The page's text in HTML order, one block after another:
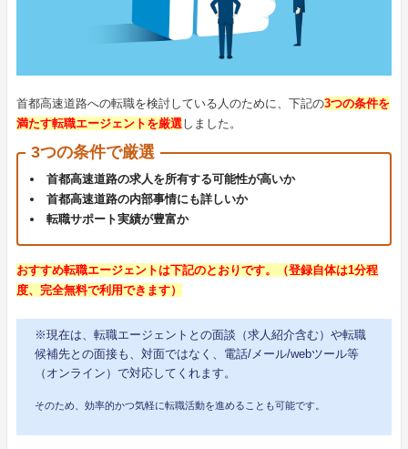
首都高速道路への転職を検討している人のために、下記の3つの条件を
満たす転職エージェントを厳選しました。
3つの条件で厳選
首都高速道路の求人を所有する可能性が高いか
首都高速道路の内部事情にも詳しいか
転職サポート実績が豊富か
おすすめ転職エージェントは下記のとおりです。（登録自体は1分程
度、完全無料で利用できます）
※現在は、転職エージェントとの面談（求人紹介含む）や転職
候補先との面接も、対面ではなく、電話/メール/webツール等
（オンライン）で対応してくれます。
そのため、効率的かつ気軽に転職活動を進めることも可能です。